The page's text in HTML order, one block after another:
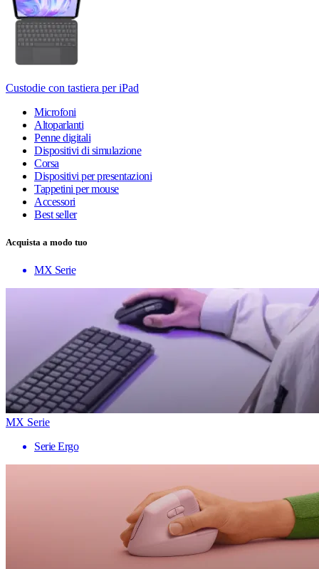
Custodie con tastiera per iPad
Microfoni
Altoparlanti
Penne digitali
Dispositivi di simulazione
Corsa
Dispositivi per presentazioni
Tappetini per mouse
Accessori
Best seller
Acquista a modo tuo
MX Serie
MX Serie
Serie Ergo